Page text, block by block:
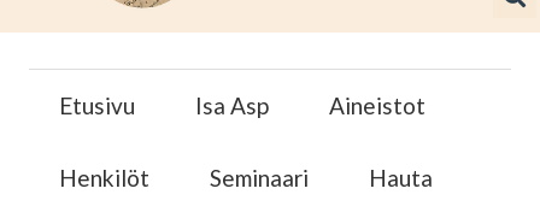
Etusivu Isa Asp Aineistot
Henkilöt Seminaari Hauta